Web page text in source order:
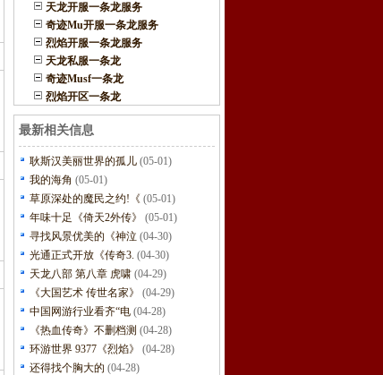
天龙开服一条龙服务
奇迹Mu开服一条龙服务
烈焰开服一条龙服务
天龙私服一条龙
奇迹Musf一条龙
烈焰开区一条龙
最新相关信息
耿斯汉美丽世界的孤儿 (05-01)
我的海角 (05-01)
草原深处的魔民之约!《 (05-01)
年味十足《倚天2外传》
(05-01)
寻找风景优美的《神泣 (04-30)
光通正式开放《传奇3. (04-30)
天龙八部 第八章 虎啸 (04-29)
《大国艺术 传世名家》
(04-29)
中国网游行业看齐“电 (04-28)
《热血传奇》不删档测 (04-28)
环游世界 9377《烈焰》
(04-28)
还得找个胸大的 (04-28)